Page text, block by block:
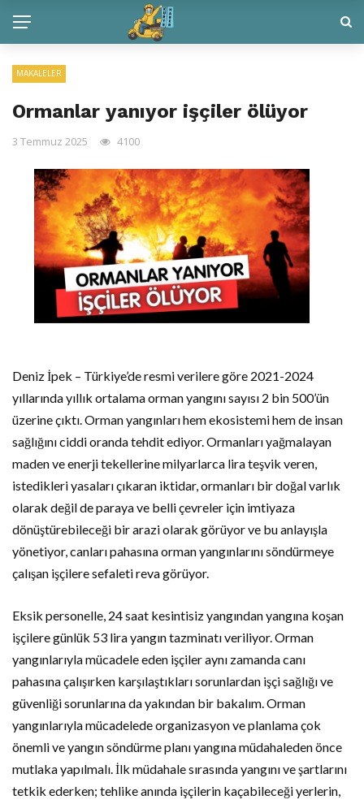
MAKALELER
Ormanlar yanıyor işçiler ölüyor
3 Temmuz 2025 4100
Deniz İpek – Türkiye’de resmi verilere göre 2021-2024
yıllarında yıllık ortalama orman yangını sayısı 2 bin 500’ün
üzerine çıktı. Orman yangınları hem ekosistemi hem de insan
sağlığını ciddi oranda tehdit ediyor. Ormanları yağmalayan
maden ve enerji tekellerine milyarlarca lira teşvik veren,
istedikleri yasaları çıkaran iktidar, ormanları bir doğal varlık
olarak değil de paraya ve belli çevreler için imtiyaza
dönüştürebileceği bir arazi olarak görüyor ve bu anlayışla
yönetiyor, canları pahasına orman yangınlarını söndürmeye
çalışan işçilere sefaleti reva görüyor.
Eksik personelle, 24 saat kesintisiz yangından yangına koşan
işçilere günlük 53 lira yangın tazminatı veriliyor. Orman
yangınlarıyla mücadele eden işçiler aynı zamanda canı
pahasına çalışırken karşılaştıkları sorunlardan işçi sağlığı ve
güvenliği sorunlarına da yakından bir bakalım. Orman
yangınlarıyla mücadelede organizasyon ve planlama çok
önemli ve yangın söndürme planı yangına müdahaleden önce
mutlaka yapılmalı. İlk müdahale sırasında yangını ve şartlarını
tetkik ederken; tehlike anında işçilerin kaçabileceği yerlerin,